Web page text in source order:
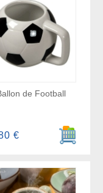
de Football
Ajouter
€